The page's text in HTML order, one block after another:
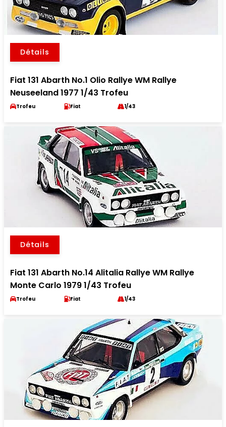
Détails
Fiat 131 Abarth No.1 Olio Rallye WM Rallye
Neuseeland 1977 1/43 Trofeu
Trofeu Fiat 1/43
Détails
Fiat 131 Abarth No.14 Alitalia Rallye WM Rallye
Monte Carlo 1979 1/43 Trofeu
Trofeu Fiat 1/43